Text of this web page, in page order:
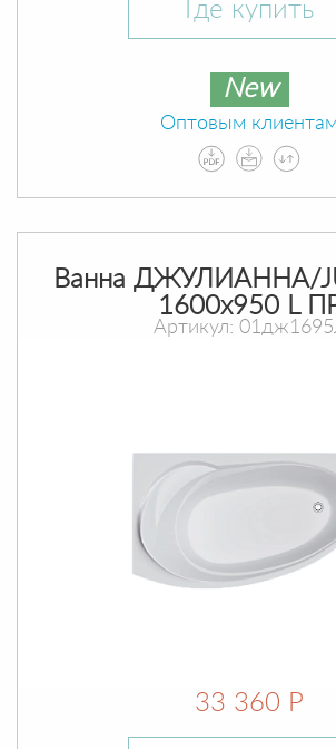
Где купить
New
Оптовым клиентам
Ванна ДЖУЛИАННА/
1600х950 L
Артикул:
33 360 Р